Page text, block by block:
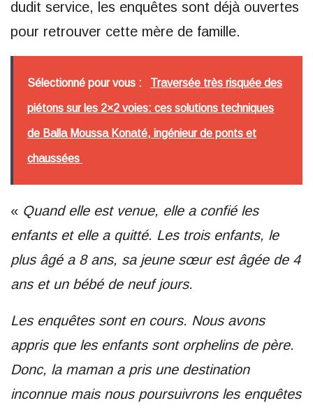
dudit service, les enquêtes sont déjà ouvertes
pour retrouver cette mère de famille.
Sélectionné pour vous : Traversée très risquée des
piétons sur les 2×2 voies: ces solutions techniques
de Balla Moussa Konaté, ingénieur de ponts et
chaussées
« Quand elle est venue, elle a confié les
enfants et elle a quitté. Les trois enfants, le
plus âgé a 8 ans, sa jeune sœur est âgée de 4
ans et un bébé de neuf jours.
Les enquêtes sont en cours. Nous avons
appris que les enfants sont orphelins de père.
Donc, la maman a pris une destination
inconnue mais nous poursuivrons les enquêtes